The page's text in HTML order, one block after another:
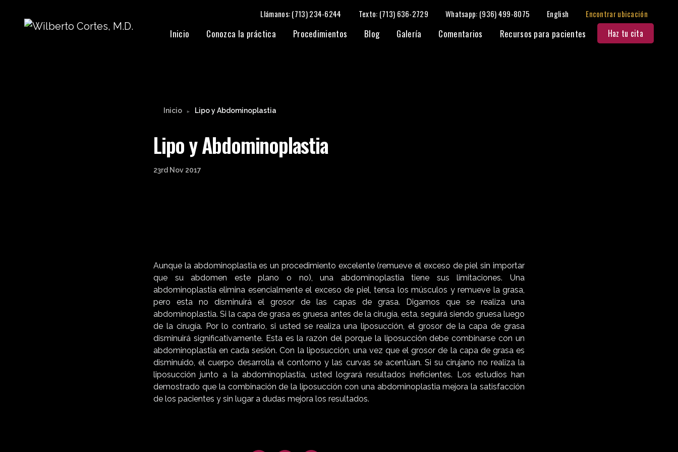
Llámanos: (713) 234-6244 Texto: (713) 636-2729 Whatsapp: (936) 499-8075 English Encontrar ubicación
Inicio Conozca la práctica Procedimientos Blog Galería Comentarios Recursos para pacientes Haz tu cita
Inicio ► Lipo y Abdominoplastia
Lipo y Abdominoplastia
23rd Nov 2017
Aunque la abdominoplastia es un procedimiento excelente (remueve el exceso de piel sin importar
que su abdomen este plano o no), una abdominoplastia tiene sus limitaciones. Una
abdominoplastia elimina esencialmente el exceso de piel, tensa los músculos y remueve la grasa,
pero esta no disminuirá el grosor de las capas de grasa. Digamos que se realiza una
abdominoplastia. Si la capa de grasa es gruesa antes de la cirugía, esta, seguirá siendo gruesa luego
de la cirugía. Por lo contrario, si usted se realiza una liposucción, el grosor de la capa de grasa
disminuirá significativamente. Esta es la razón del porque la liposucción debe combinarse con un
abdominoplastia en cada sesión. Con la liposucción, una vez que el grosor de la capa de grasa es
disminuido, el cuerpo desarrolla el contorno y las curvas se acentúan. Si su cirujano no realiza la
liposucción junto a la abdominoplastia, usted logrará resultados ineficientes. Los estudios han
demostrado que la combinación de la liposucción con una abdominoplastia mejora la satisfacción
de los pacientes y sin lugar a dudas mejora los resultados.